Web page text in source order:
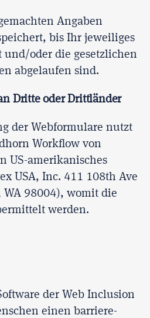
Angaben
bis Ihr jeweiliges
oder die gesetzlichen
abgelaufen sind.
Dritte oder Drittländer
der Webformulare nutzt
Workflow von
US-amerikanisches
USA, Inc. 411 108th Ave
98004), womit die
werden.
der Web Inclusion
einen barriere-